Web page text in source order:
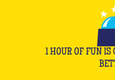
1 HOUR OF FUN IS